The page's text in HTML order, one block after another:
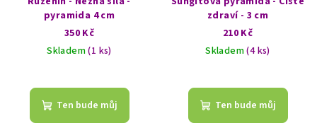
pyramida 4 cm
350 Kč
Skladem(1 ks)
Ten bude můj
zdraví - 3 cm
210 Kč
Skladem(4 ks)
hodnocení
produktu
Ten bude můj